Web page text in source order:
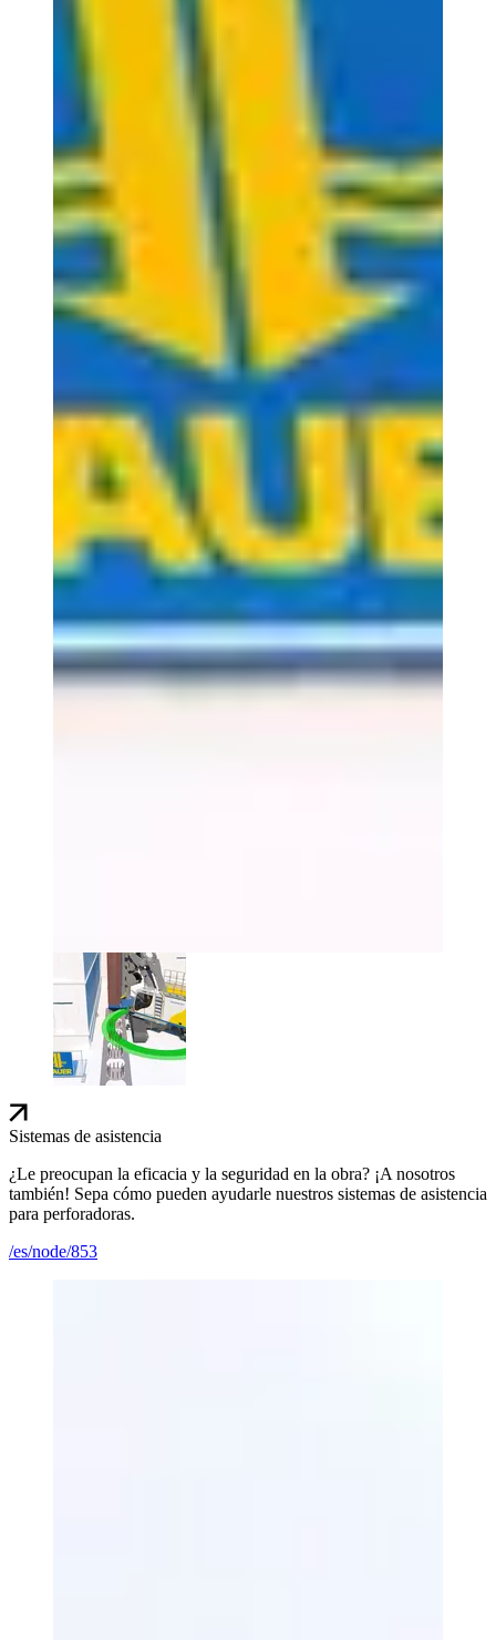
Sistemas de asistencia
¿Le preocupan la eficacia y la seguridad en la obra? ¡A nosotros
también! Sepa cómo pueden ayudarle nuestros sistemas de asistencia
para perforadoras.
/es/node/853